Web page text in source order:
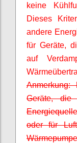
keine
Dieses
andere
für Geräte,
auf
Geräte, die
oder für